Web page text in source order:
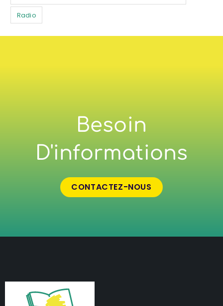
Radio
Besoin
D'informations
CONTACTEZ-NOUS